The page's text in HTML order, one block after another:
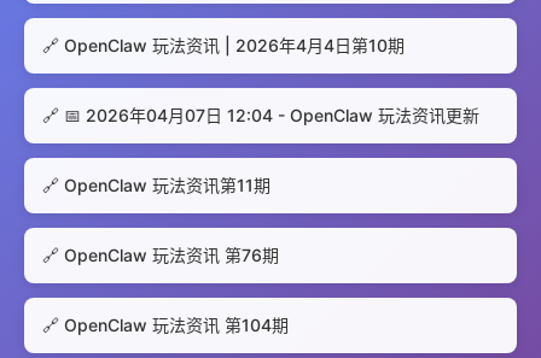
🔗 OpenClaw 玩法资讯 | 2026年4月4日第10期
🔗 📅 2026年04月07日 12:04 - OpenClaw 玩法资讯更新
🔗 OpenClaw 玩法资讯第11期
🔗 OpenClaw 玩法资讯 第76期
🔗 OpenClaw 玩法资讯 第104期